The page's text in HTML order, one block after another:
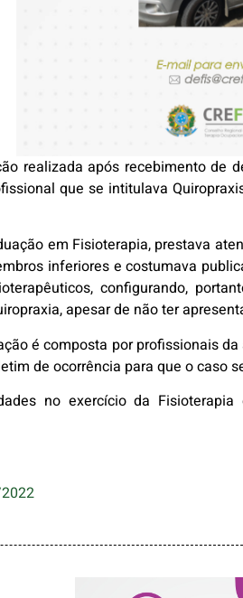
realizada após recebimento de
que se intitulava
em Fisioterapia, prestava
inferiores e costumava
configurando,
apesar de não ter
é composta por profissionais
de ocorrência para que o caso
no exercício da